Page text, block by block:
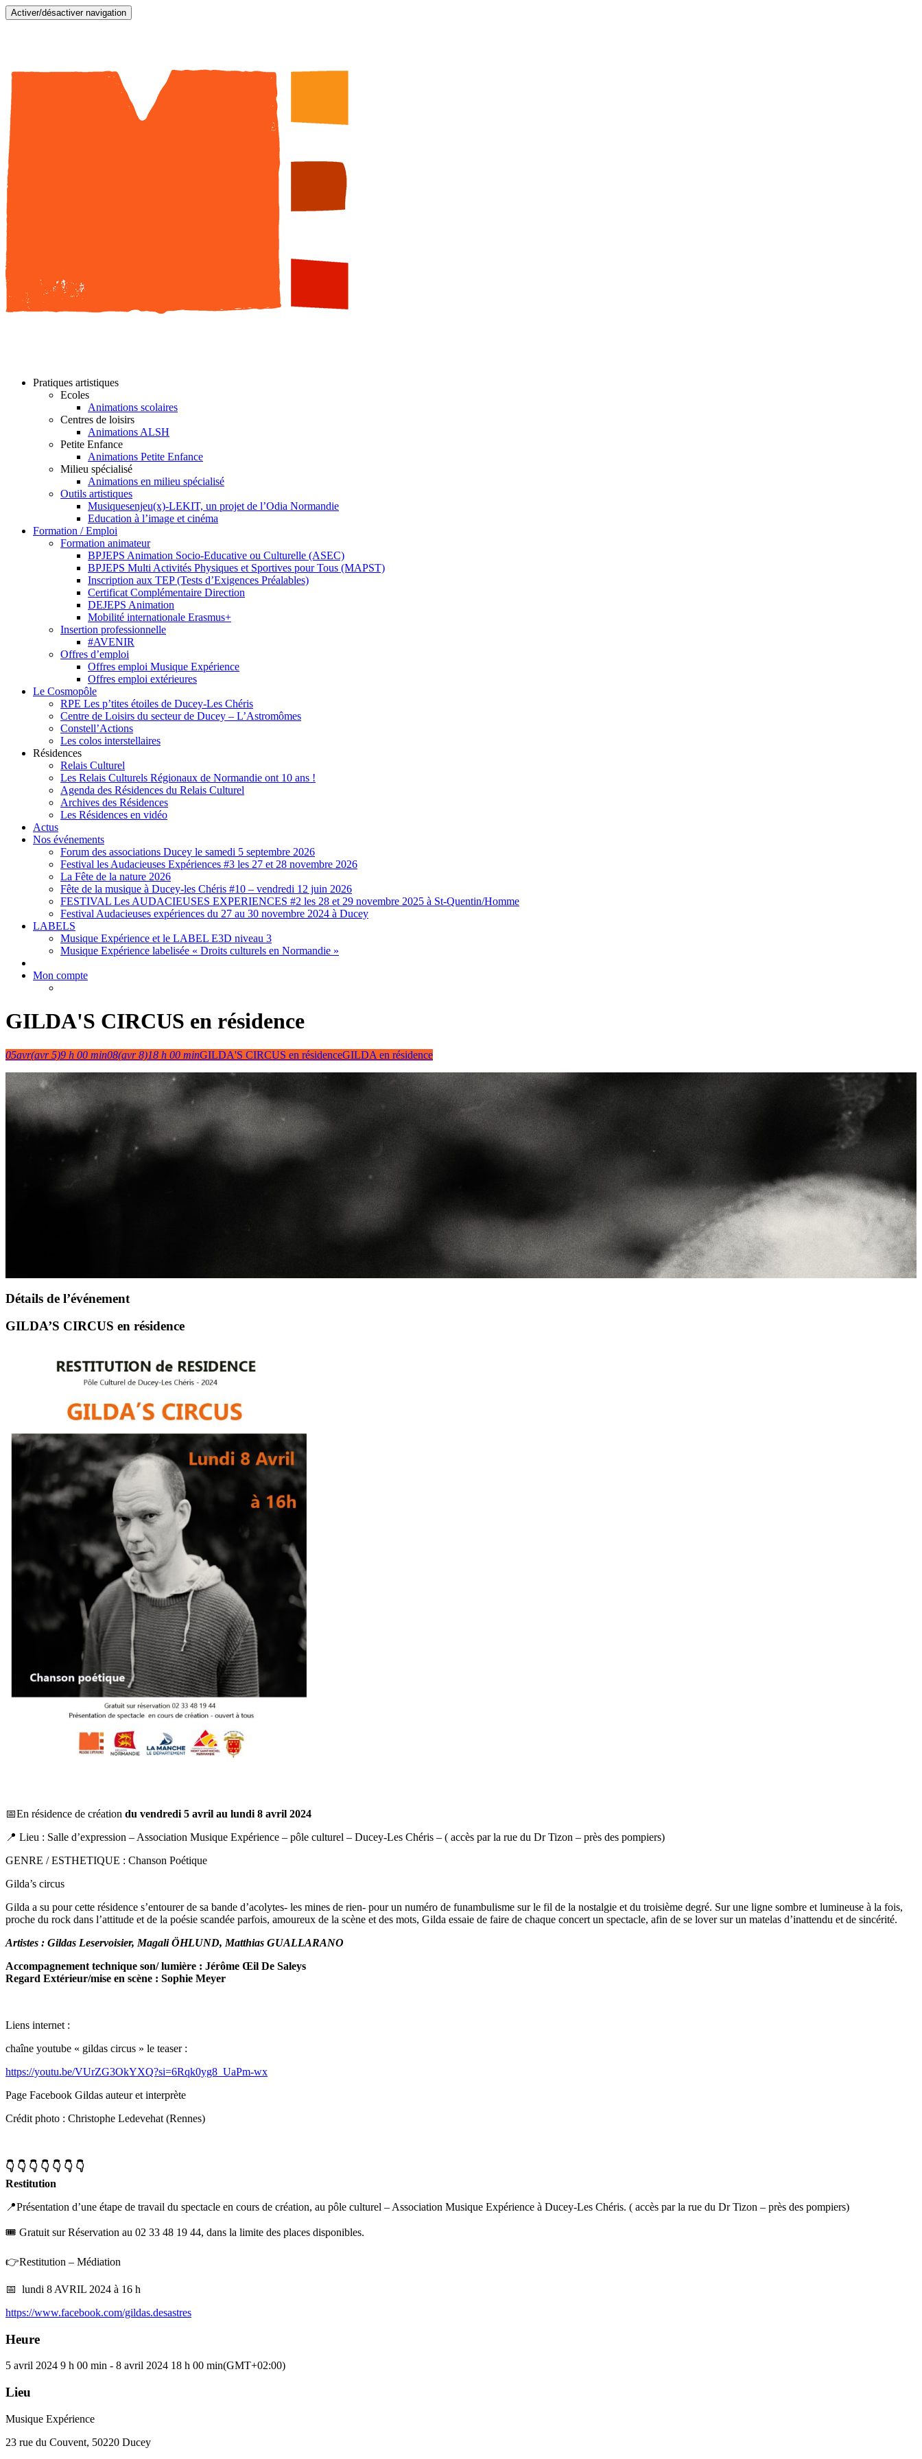
Activer/désactiver navigation
Pratiques artistiques
Ecoles
Animations scolaires
Centres de loisirs
Animations ALSH
Petite Enfance
Animations Petite Enfance
Milieu spécialisé
Animations en milieu spécialisé
Outils artistiques
Musiquesenjeu(x)-LEKIT, un projet de l’Odia Normandie
Education à l’image et cinéma
Formation / Emploi
Formation animateur
BPJEPS Animation Socio-Educative ou Culturelle (ASEC)
BPJEPS Multi Activités Physiques et Sportives pour Tous (MAPST)
Inscription aux TEP (Tests d’Exigences Préalables)
Certificat Complémentaire Direction
DEJEPS Animation
Mobilité internationale Erasmus+
Insertion professionnelle
#AVENIR
Offres d’emploi
Offres emploi Musique Expérience
Offres emploi extérieures
Le Cosmopôle
RPE Les p’tites étoiles de Ducey-Les Chéris
Centre de Loisirs du secteur de Ducey – L’Astromômes
Constell’Actions
Les colos interstellaires
Résidences
Relais Culturel
Les Relais Culturels Régionaux de Normandie ont 10 ans !
Agenda des Résidences du Relais Culturel
Archives des Résidences
Les Résidences en vidéo
Actus
Nos événements
Forum des associations Ducey le samedi 5 septembre 2026
Festival les Audacieuses Expériences #3 les 27 et 28 novembre 2026
La Fête de la nature 2026
Fête de la musique à Ducey-les Chéris #10 – vendredi 12 juin 2026
FESTIVAL Les AUDACIEUSES EXPERIENCES #2 les 28 et 29 novembre 2025 à St-Quentin/Homme
Festival Audacieuses expériences du 27 au 30 novembre 2024 à Ducey
LABELS
Musique Expérience et le LABEL E3D niveau 3
Musique Expérience labelisée « Droits culturels en Normandie »
Mon compte
GILDA'S CIRCUS en résidence
05avr(avr 5)9 h 00 min08(avr 8)18 h 00 minGILDA'S CIRCUS en résidenceGILDA en résidence
Détails de l’événement
GILDA’S CIRCUS en résidence
📅En résidence de création du vendredi 5 avril au lundi 8 avril 2024
📍 Lieu : Salle d’expression – Association Musique Expérience – pôle culturel – Ducey-Les Chéris – ( accès par la rue du Dr Tizon – près des pompiers)
GENRE / ESTHETIQUE : Chanson Poétique
Gilda’s circus
Gilda a su pour cette résidence s’entourer de sa bande d’acolytes- les mines de rien- pour un numéro de funambulisme sur le fil de la nostalgie et du troisième degré. Sur une ligne sombre et lumineuse à la fois,
proche du rock dans l’attitude et de la poésie scandée parfois, amoureux de la scène et des mots, Gilda essaie de faire de chaque concert un spectacle, afin de se lover sur un matelas d’inattendu et de sincérité.
Artistes : Gildas Leservoisier, Magali ÖHLUND, Matthias GUALLARANO
Accompagnement technique son/ lumière : Jérôme Œil De Saleys
Regard Extérieur/mise en scène : Sophie Meyer
​Liens internet :
chaîne youtube « gildas circus » le teaser :
https://youtu.be/VUrZG3OkYXQ?si=6Rqk0yg8_UaPm-wx
Page Facebook Gildas auteur et interprète
Crédit photo : Christophe Ledevehat (Rennes)
👇 👇 👇 👇 👇 👇 👇
Restitution
📍Présentation d’une étape de travail du spectacle en cours de création, au pôle culturel – Association Musique Expérience à Ducey-Les Chéris. ( accès par la rue du Dr Tizon – près des pompiers)
🎟️ Gratuit sur Réservation au 02 33 48 19 44, dans la limite des places disponibles.
👉Restitution – Médiation
📅 lundi 8 AVRIL 2024 à 16 h
https://www.facebook.com/gildas.desastres
Heure
5 avril 2024 9 h 00 min - 8 avril 2024 18 h 00 min(GMT+02:00)
Lieu
Musique Expérience
23 rue du Couvent, 50220 Ducey